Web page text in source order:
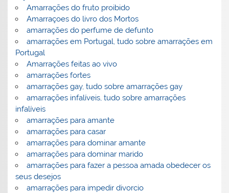
Amarrações do fruto proibido
Amarraçoes do livro dos Mortos
amarrações do perfume de defunto
amarrações em Portugal, tudo sobre amarrações em
Portugal
Amarrações feitas ao vivo
amarrações fortes
amarrações gay, tudo sobre amarrações gay
amarrações infalíveis, tudo sobre amarrações
infalíveis
amarrações para amante
amarrações para casar
amarrações para dominar amante
amarrações para dominar marido
amarrações para fazer a pessoa amada obedecer os
seus desejos
amarrações para impedir divorcio